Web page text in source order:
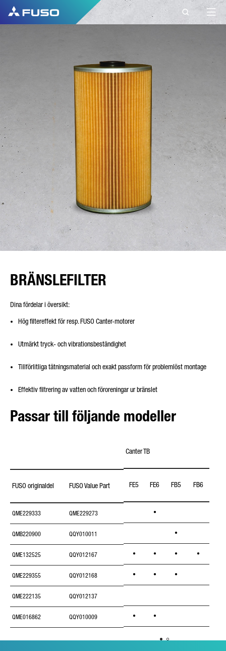
BRÄNSLEFILTER
Dina fördelar i översikt:
Hög filtereffekt för resp. FUSO Canter-motorer
Utmärkt tryck- och vibrationsbeständighet
Tillförlitliga tätningsmaterial och exakt passform för problemlöst montage
Effektiv filtrering av vatten och föroreningar ur bränslet
Passar till följande modeller
FUSO originaldel FUSO Value Part
QME229333 QME229273
QMB220900 QQY010011
QME132525 QQY012167
QME229355 QQY012168
QME222135 QQY012137
QME016862 QQY010009
Canter TB
FE5 FE6 FB5 FB6
•
•
• • • •
• • •
• •